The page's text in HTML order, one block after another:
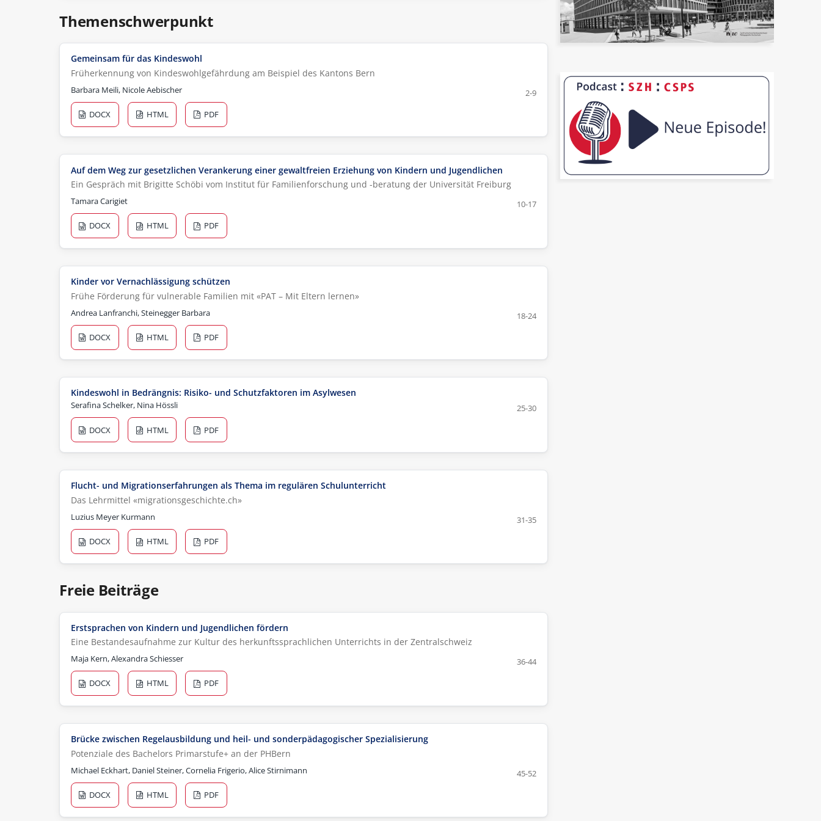
Themenschwerpunkt
Gemeinsam für das Kindeswohl
Früherkennung von Kindeswohlgefährdung am Beispiel des Kantons Bern
Barbara Meili, Nicole Aebischer
2-9
DOCX
HTML PDF
Auf dem Weg zur gesetzlichen Verankerung einer gewaltfreien Erziehung von Kindern und Jugendlichen
Ein Gespräch mit Brigitte Schöbi vom Institut für Familienforschung und -beratung der Universität Freiburg
Tamara Carigiet
10-17
DOCX
HTML PDF
Kinder vor Vernachlässigung schützen
Frühe Förderung für vulnerable Familien mit «PAT – Mit Eltern lernen»
Andrea Lanfranchi, Steinegger Barbara
18-24
DOCX
HTML PDF
Kindeswohl in Bedrängnis: Risiko- und Schutzfaktoren im Asylwesen
Serafina Schelker, Nina Hössli
25-30
DOCX
HTML PDF
Flucht- und Migrationserfahrungen als Thema im regulären Schulunterricht
Das Lehrmittel «migrationsgeschichte.ch»
Luzius Meyer Kurmann
31-35
DOCX
HTML PDF
Freie Beiträge
Erstsprachen von Kindern und Jugendlichen fördern
Eine Bestandesaufnahme zur Kultur des herkunftssprachlichen Unterrichts in der Zentralschweiz
Maja Kern, Alexandra Schiesser
36-44
DOCX
HTML PDF
Brücke zwischen Regelausbildung und heil- und sonderpädagogischer Spezialisierung
Potenziale des Bachelors Primarstufe+ an der PHBern
Michael Eckhart, Daniel Steiner, Cornelia Frigerio, Alice Stirnimann
45-52
DOCX
HTML PDF